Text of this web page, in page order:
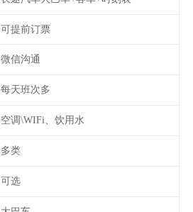
可提前订票
微信沟通
每天班次多
空调\WIFi、饮用水
多类
可选